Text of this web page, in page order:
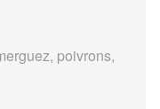
poivrons,